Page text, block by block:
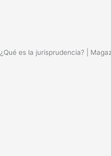
¿Qué es la jurisprudencia? |